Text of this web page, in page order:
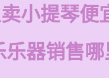
小提琴便
乐器销售